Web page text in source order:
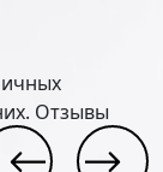
Отзывы